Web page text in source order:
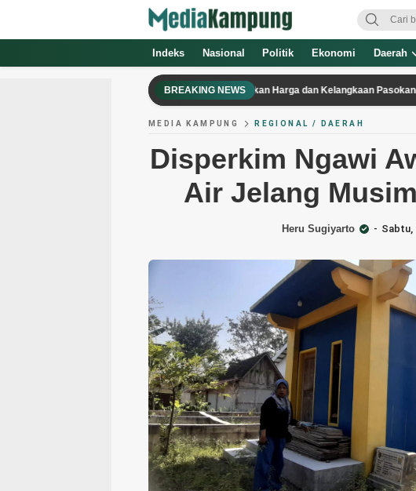
Indeks Nasional Politik Ekonomi Daerah
BREAKING NEWS
iPhone 18 Pro Berpotensi Mengalami Kenaikan Harga dan Kelangkaan Pasokan
MEDIA KAMPUNG REGIONAL / DAERAH
Disperkim Ngawi
Air Jelang
Heru Sugiyarto Sabtu,